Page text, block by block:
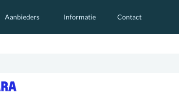
Aanbieders Informatie Contact